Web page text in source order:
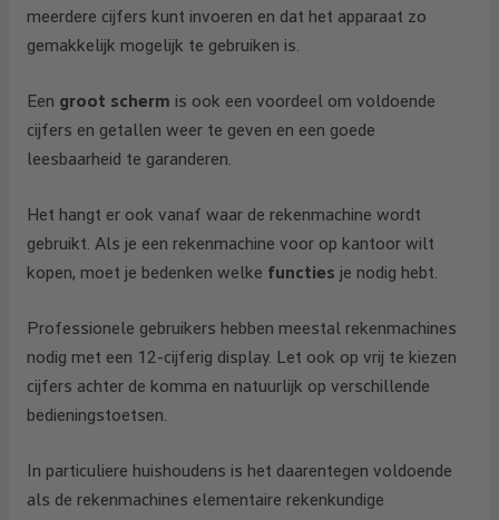
meerdere cijfers kunt invoeren en dat het apparaat zo
gemakkelijk mogelijk te gebruiken is.
Een groot scherm is ook een voordeel om voldoende
cijfers en getallen weer te geven en een goede
leesbaarheid te garanderen.
Het hangt er ook vanaf waar de rekenmachine wordt
gebruikt. Als je een rekenmachine voor op kantoor wilt
kopen, moet je bedenken welke functies je nodig hebt.
Professionele gebruikers hebben meestal rekenmachines
nodig met een 12-cijferig display. Let ook op vrij te kiezen
cijfers achter de komma en natuurlijk op verschillende
bedieningstoetsen.
In particuliere huishoudens is het daarentegen voldoende
als de rekenmachines elementaire rekenkundige